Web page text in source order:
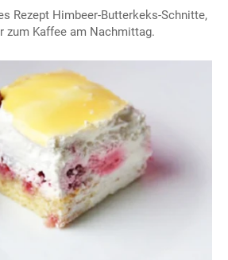
Rezept Himbeer-Butterkeks-Schnitte,
zum Kaffee am Nachmittag.